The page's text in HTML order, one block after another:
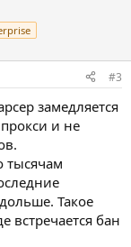
#3
замедляется
и не
тысячам
Такое
встречается бан